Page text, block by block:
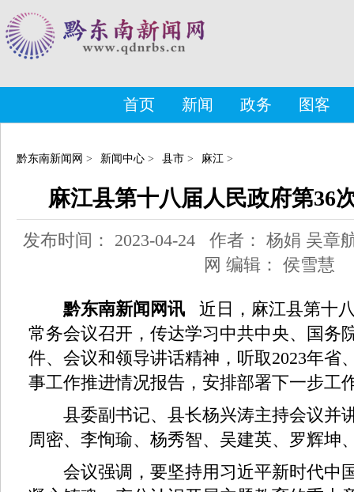
首页 新闻 政务 图客
黔东南新闻网 > 新闻中心 > 县市 > 麻江 >
麻江县第十八届人民政府第36
发布时间： 2023-04-24 作者： 杨娟 吴章
网 编辑： 侯雪慧
黔东南新闻网讯
近日，麻江县第十
常务会议召开，传达学习中共中央、国务
件、会议和领导讲话精神，听取2023年省
事工作推进情况报告，安排部署下一步工
县委副书记、县长杨兴涛主持会议并
周密、李恂瑜、杨秀智、吴建英、罗辉坤
会议强调，要坚持用习近平新时代中